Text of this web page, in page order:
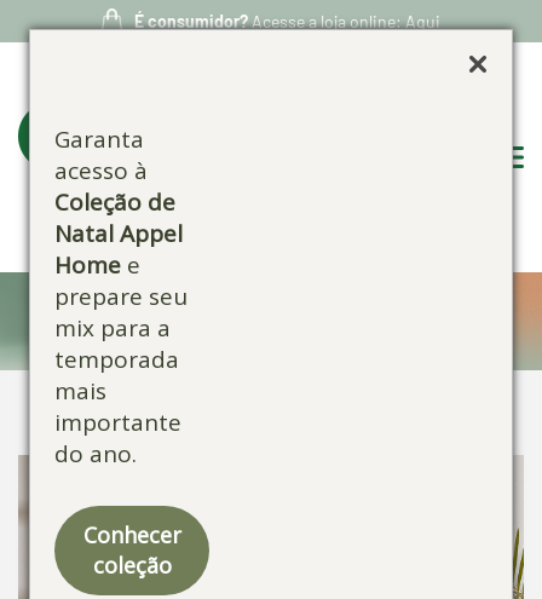
Garanta
acesso à
Coleção de
Natal Appel
Home e
prepare seu
mix para a
temporada
mais
importante
do ano.
Conhecer
coleção
É consumidor?Acesse a loja online: Aqui
Confira nossos produtos: